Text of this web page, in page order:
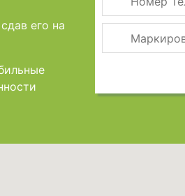
его на